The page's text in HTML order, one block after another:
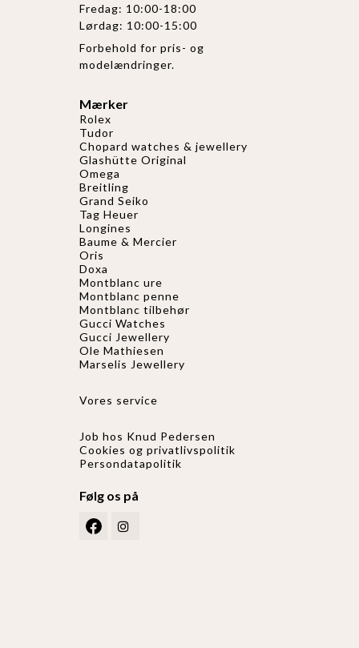
Fredag: 10:00-18:00
Lørdag: 10:00-15:00
Forbehold for pris- og
modelændringer.
Mærker
Rolex
Tudor
Chopard watches & jewellery
Glashütte Original
Omega
Breitling
Grand Seiko
Tag Heuer
Longines
Baume & Mercier
Oris
Doxa
Montblanc ure
Montblanc penne
Montblanc tilbehør
Gucci Watches
Gucci Jewellery
Ole Mathiesen
Marselis Jewellery
Vores service
Job hos Knud Pedersen
Cookies og privatlivspolitik
Persondatapolitik
Følg os på